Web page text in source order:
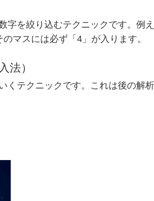
を絞り込むテクニックです。例
マスには必ず「4」が入ります。
法）
テクニックです。これは後の解